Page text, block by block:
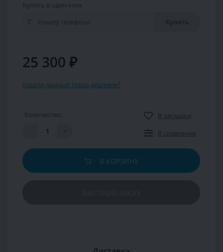
Купить в один клик
25 300 ₽
Нашли данный товар дешевле?
Количество:
В закладки
В сравнение
В КОРЗИНУ